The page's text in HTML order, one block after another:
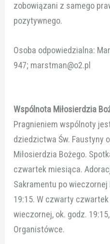
zobowiązani z samego
pozytywnego.
Osoba odpowiedzialna:
947; marstman@o2.pl
Wspólnota Miłosierdzia
Pragnieniem wspólnoty
dziedzictwa Św. Faustyny
Miłosierdzia Bożego.
czwartek miesiąca.
Sakramentu po wieczornej
19:15. W czwarty
wieczornej, ok. godz.
Organistówce.